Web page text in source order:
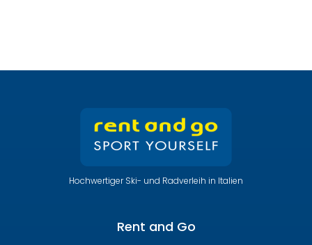
Hochwertiger Ski- und Radverleih in Italien
Rent and Go